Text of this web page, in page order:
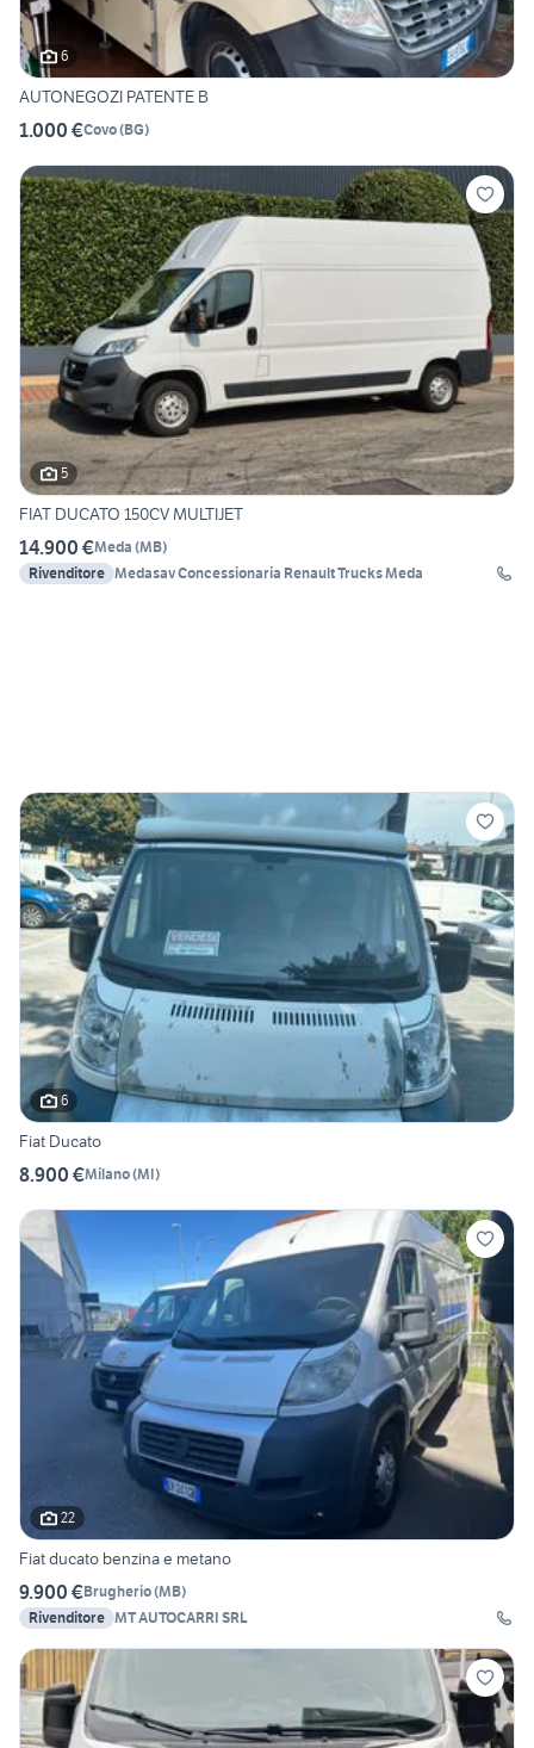
6
AUTONEGOZI PATENTE B
1.000 €Covo(BG)
5
FIAT DUCATO 150CV MULTIJET
14.900 €Meda (MB)
Rivenditore Medasav Concessionaria Renault Trucks Meda
6
Fiat Ducato
8.900 €Milano(MI)
22
Fiat ducato benzina e metano
9.900 €Brugherio(MB)
Rivenditore MT AUTOCARRI SRL